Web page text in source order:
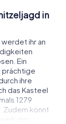
in
ihr an
Ein
prächtige
ihre
das Kasteel
1279
Zudem könnt
der